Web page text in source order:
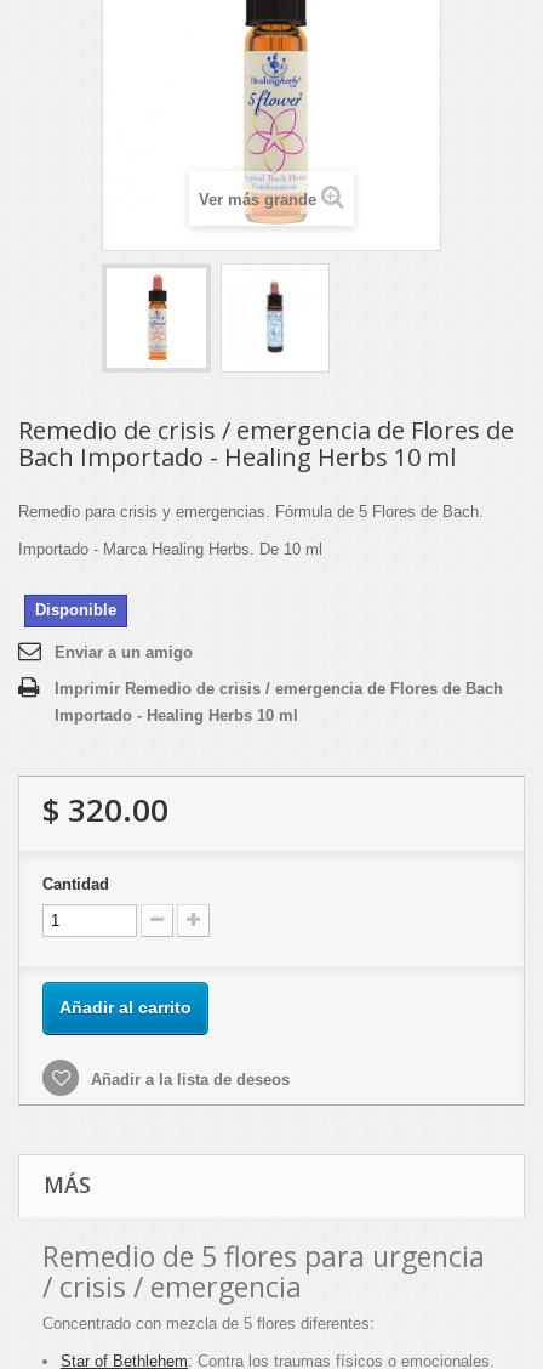
Ver más grande
Remedio de crisis / emergencia de Flores de
Bach Importado - Healing Herbs 10 ml
Remedio para crisis y emergencias. Fórmula de 5 Flores de Bach.
Importado - Marca Healing Herbs. De 10 ml
Disponible
Enviar a un amigo
Imprimir Remedio de crisis / emergencia de Flores de Bach
Importado - Healing Herbs 10 ml
$ 320.00
Cantidad
Añadir al carrito
Añadir a la lista de deseos
MÁS
Remedio de 5 flores para urgencia
/ crisis / emergencia
Concentrado con mezcla de 5 flores diferentes:
Star of Bethlehem: Contra los traumas físicos o emocionales.